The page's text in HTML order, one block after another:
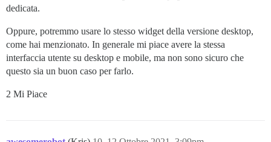
dedicata.
Oppure, potremmo usare lo stesso widget della versione desktop,
come hai menzionato. In generale mi piace avere la stessa
interfaccia utente su desktop e mobile, ma non sono sicuro che
questo sia un buon caso per farlo.
2 Mi Piace